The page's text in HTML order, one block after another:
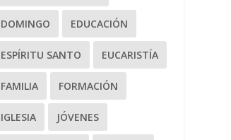
DOMINGO EDUCACIÓN
ESPÍRITU SANTO EUCARISTÍA
FAMILIA FORMACIÓN
IGLESIA JÓVENES